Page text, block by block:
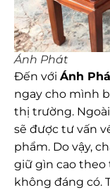
Ánh Phát
Đến với Ánh
ngay cho mình
thị trường.
sẽ được tư vấn
phẩm. Do vậy,
giữ gìn cao theo
không đáng có.